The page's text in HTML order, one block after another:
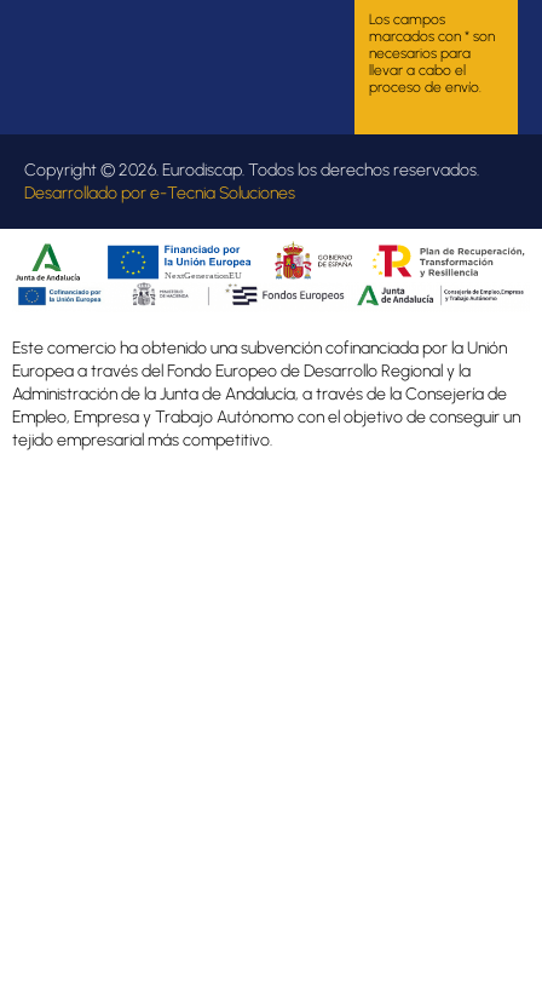
Los campos
marcados con * son
necesarios para
llevar a cabo el
proceso de envío.
Copyright © 2026. Eurodiscap. Todos los derechos reservados.
Desarrollado pore-Tecnia Soluciones
Este comercio ha obtenido una subvención cofinanciada por la Unión
Europea a través del Fondo Europeo de Desarrollo Regional y la
Administración de la Junta de Andalucía, a través de la Consejería de
Empleo, Empresa y Trabajo Autónomo con el objetivo de conseguir un
tejido empresarial más competitivo.